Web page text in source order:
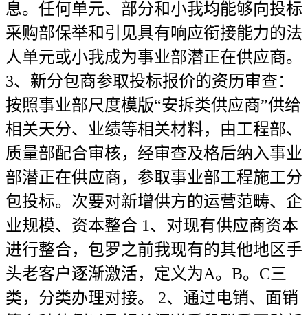
息。任何单元、部分和小我均能够向投标
采购部保举和引见具有响应衔接能力的法
人单元或小我成为事业部潜正在供应商。
3、新分包商参取投标报价的资历审查：
按照事业部尺度模版“安拆类供应商”供给
相关天分、业绩等相关材料，由工程部、
质量部配合审核，经审查及格后纳入事业
部潜正在供应商，参取事业部工程施工分
包投标。次要对新增供方的运营范畴、企
业规模、资本整合 1、对现有供应商资本
进行整合，包罗之前我现有的其他地区手
头老客户逐渐激活，定义为A。B。C三
类，分类办理对接。 2、通过电销、面销